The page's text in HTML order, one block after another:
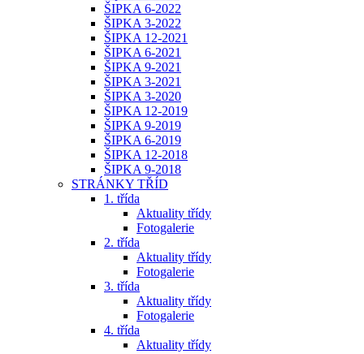
ŠIPKA 6-2022
ŠIPKA 3-2022
ŠIPKA 12-2021
ŠIPKA 6-2021
ŠIPKA 9-2021
ŠIPKA 3-2021
ŠIPKA 3-2020
ŠIPKA 12-2019
ŠIPKA 9-2019
ŠIPKA 6-2019
ŠIPKA 12-2018
ŠIPKA 9-2018
STRÁNKY TŘÍD
1. třída
Aktuality třídy
Fotogalerie
2. třída
Aktuality třídy
Fotogalerie
3. třída
Aktuality třídy
Fotogalerie
4. třída
Aktuality třídy